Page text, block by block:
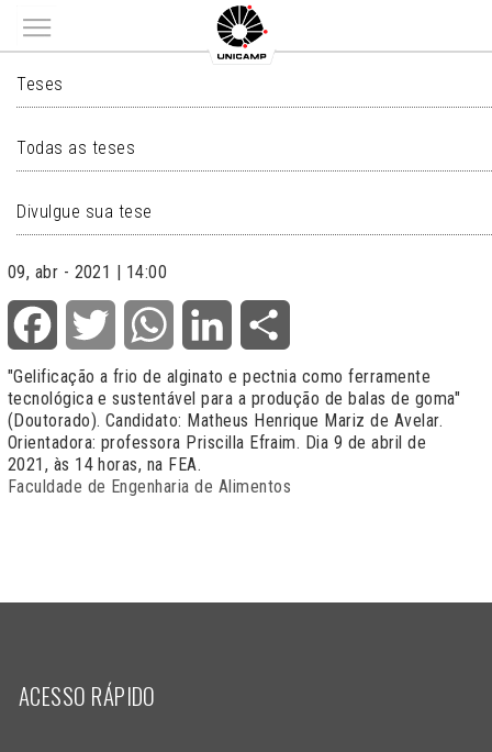
Main menu
TESES
Teses
Todas as teses
Divulgue sua tese
09, abr - 2021 | 14:00
Facebook Twitter WhatsApp LinkedIn
"Gelificação a frio de alginato e pectnia como ferramente
tecnológica e sustentável para a produção de balas de goma"
(Doutorado). Candidato: Matheus Henrique Mariz de Avelar.
Orientadora: professora Priscilla Efraim. Dia 9 de abril de
2021, às 14 horas, na FEA.
Faculdade de Engenharia de Alimentos
ACESSO RÁPIDO